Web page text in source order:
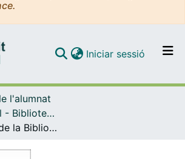
Navega per tot el DD
Com publicar
Iniciar sessió (current)
l'alumnat
Màster Oficial - Biblioteques i Col·leccions Patrimonials
El fons antic de la Biblioteca Provincial dels Carmelites Calçats de Catalunya